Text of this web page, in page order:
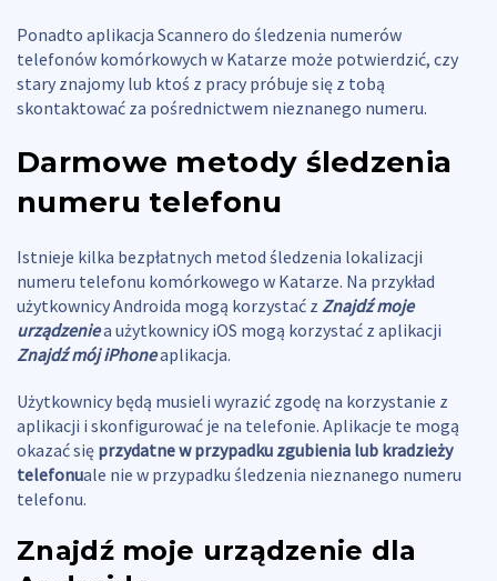
Ponadto aplikacja Scannero do śledzenia numerów
telefonów komórkowych w Katarze może potwierdzić, czy
stary znajomy lub ktoś z pracy próbuje się z tobą
skontaktować za pośrednictwem nieznanego numeru.
Darmowe metody śledzenia
numeru telefonu
Istnieje kilka bezpłatnych metod śledzenia lokalizacji
numeru telefonu komórkowego w Katarze. Na przykład
użytkownicy Androida mogą korzystać z Znajdź moje
urządzeniea użytkownicy iOS mogą korzystać z aplikacji
Znajdź mój iPhoneaplikacja.
Użytkownicy będą musieli wyrazić zgodę na korzystanie z
aplikacji i skonfigurować je na telefonie. Aplikacje te mogą
okazać się przydatne w przypadku zgubienia lub kradzieży
telefonuale nie w przypadku śledzenia nieznanego numeru
telefonu.
Znajdź moje urządzenie dla